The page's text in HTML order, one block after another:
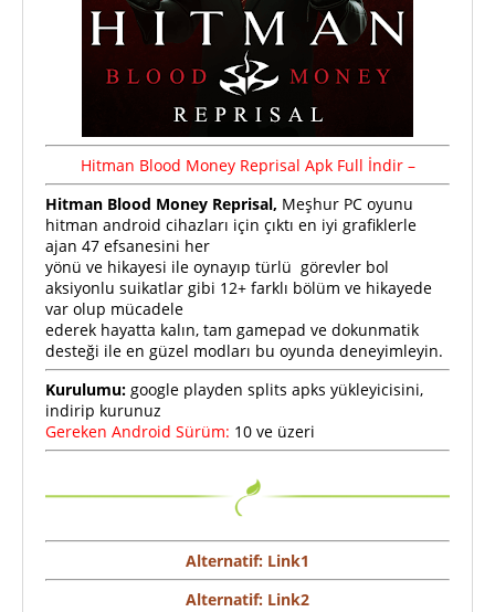
Hitman Blood Money Reprisal ApkFull İndir –
Hitman Blood Money Reprisal, Meşhur PC oyunu
hitman android cihazları için çıktı en iyi grafiklerle
ajan 47 efsanesini her
yönü ve hikayesi ile oynayıp türlü görevler bol
aksiyonlu suikatlar gibi 12+ farklı bölüm ve hikayede
var olup mücadele
ederek hayatta kalın, tam gamepad ve dokunmatik
desteği ile en güzel modları bu oyunda deneyimleyin.
Kurulumu: google playden splits apks yükleyicisini,
indirip kurunuz
Gereken Android Sürüm: 10 ve üzeri
Alternatif: Link1
Alternatif: Link2